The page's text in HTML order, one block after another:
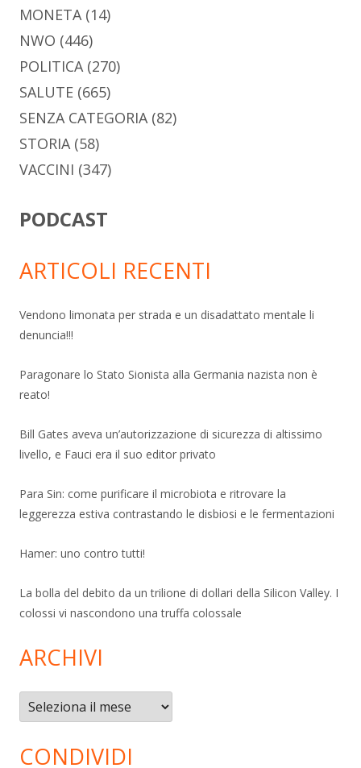
MONETA(14)
NWO (446)
POLITICA(270)
SALUTE (665)
SENZA CATEGORIA(82)
STORIA(58)
VACCINI (347)
PODCAST
ARTICOLI RECENTI
Vendono limonata per strada e un disadattato mentale li
denuncia!!!
Paragonare lo Stato Sionista alla Germania nazista non è
reato!
Bill Gates aveva un’autorizzazione di sicurezza di altissimo
livello, e Fauci era il suo editor privato
Para Sin: come purificare il microbiota e ritrovare la
leggerezza estiva contrastando le disbiosi e le fermentazioni
Hamer: uno contro tutti!
La bolla del debito da un trilione di dollari della Silicon Valley. I
colossi vi nascondono una truffa colossale
ARCHIVI
Archivi
CONDIVIDI